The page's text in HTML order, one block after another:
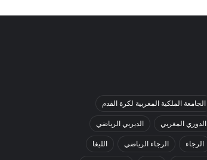
الجامعة الملكية المغربية لكرة القدم
الدوري المغربي الديربي الرياضي
الرجاء الرجاء الرياضي الليغا